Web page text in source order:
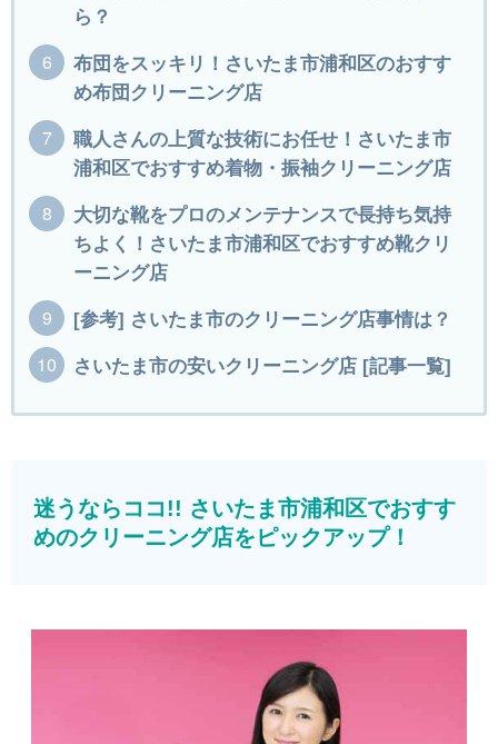
ら？
布団をスッキリ！さいたま市浦和区のおすす
め布団クリーニング店
職人さんの上質な技術にお任せ！さいたま市
浦和区でおすすめ着物・振袖クリーニング店
大切な靴をプロのメンテナンスで長持ち気持
ちよく！さいたま市浦和区でおすすめ靴クリ
ーニング店
[参考] さいたま市のクリーニング店事情は？
さいたま市の安いクリーニング店 [記事一覧]
迷うならココ!! さいたま市浦和区でおすす
めのクリーニング店をピックアップ！